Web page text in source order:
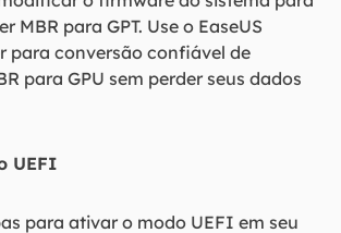
MBR para GPT. Use o EaseUS
para conversão confiável de
para GPU sem perder seus dados
UEFI
para ativar o modo UEFI em seu